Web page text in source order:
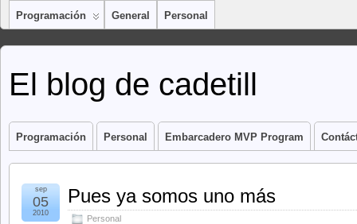
Programación General Personal
El blog de cadetill
Programación Personal Embarcadero MVP Program
Pues ya somos uno más
Personal
sep
05
2010